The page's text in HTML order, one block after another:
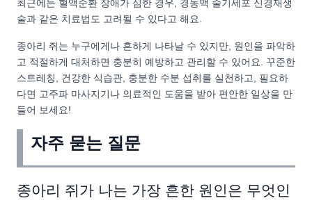
최근에는 혈액순환 장애가 심한 경우, 경동맥 줄기세포 신경재생
술과 같은 치료법도 고려될 수 있다고 해요.
종아리 쥐는 누구에게나 흔하게 나타날 수 있지만, 원인을 파악하
고 적절하게 대처하면 충분히 예방하고 관리할 수 있어요. 꾸준한
스트레칭, 건강한 식습관, 충분한 수분 섭취를 실천하고, 필요하
다면 고주파 마사지기나 의료적인 도움을 받아 편안한 일상을 만
들어 보세요!
자주 묻는 질문
종아리 쥐가 나는 가장 흔한 원인은 무엇인